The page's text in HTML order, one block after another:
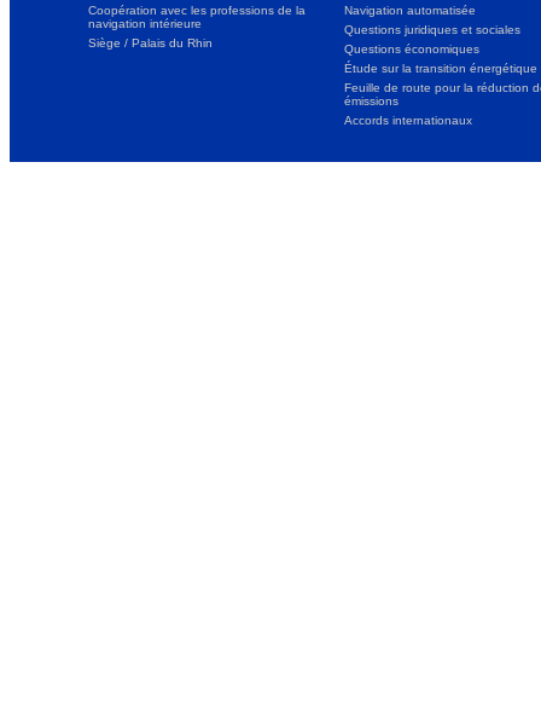
Coopération avec les professions de la
navigation intérieure
Siège / Palais du Rhin
Navigation automatisée
Questions juridiques et sociales
Questions économiques
Étude sur la transition énergétique
Feuille de route pour la réduction
émissions
Accords internationaux